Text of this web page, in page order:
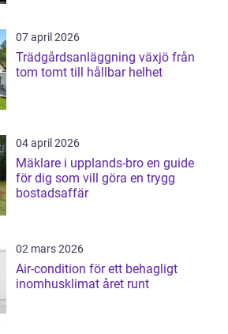
07 april 2026
Trädgårdsanläggning växjö från
tom tomt till hållbar helhet
04 april 2026
Mäklare i upplands-bro en guide
för dig som vill göra en trygg
bostadsaffär
02 mars 2026
Air-condition för ett behagligt
inomhusklimat året runt